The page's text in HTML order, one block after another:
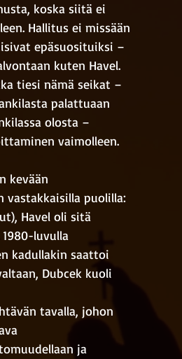
koska siitä ei
Hallitus ei missään
epäsuosituiksi –
kuten Havel.
tiesi nämä seikat –
palattuaan
olosta –
vaimolleen.
kevään
vastakkaisilla puolilla:
Havel oli sitä
luvulla
kadullakin saattoi
Dubcek kuoli
tavalla, johon
ja